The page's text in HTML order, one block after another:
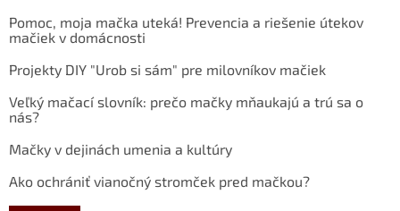
Pomoc, moja mačka uteká! Prevencia a riešenie útekov
mačiek v domácnosti
Projekty DIY "Urob si sám" pre milovníkov mačiek
Veľký mačací slovník: prečo mačky mňaukajú a trú sa o
nás?
Mačky v dejinách umenia a kultúry
Ako ochrániť vianočný stromček pred mačkou?